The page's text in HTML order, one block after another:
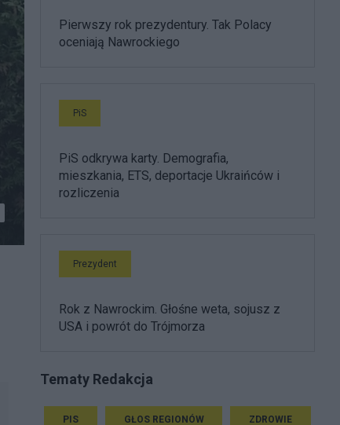
Pierwszy rok prezydentury. Tak Polacy
oceniają Nawrockiego
PiS
PiS odkrywa karty. Demografia,
mieszkania, ETS, deportacje Ukraińców i
rozliczenia
Prezydent
Rok z Nawrockim. Głośne weta, sojusz z
USA i powrót do Trójmorza
Tematy Redakcja
PIS GŁOS REGIONÓW ZDROWIE